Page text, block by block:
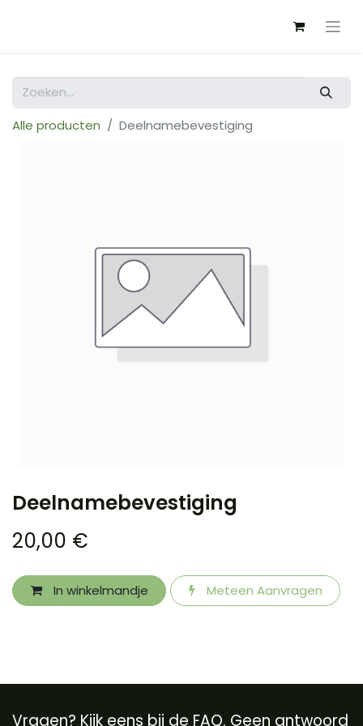
Alle producten Deelnamebevestiging
Deelnamebevestiging
20,00 €
In winkelmandje Meteen Aanvragen
Vragen? Kijk eens bij de FAQ. Geen antwoord